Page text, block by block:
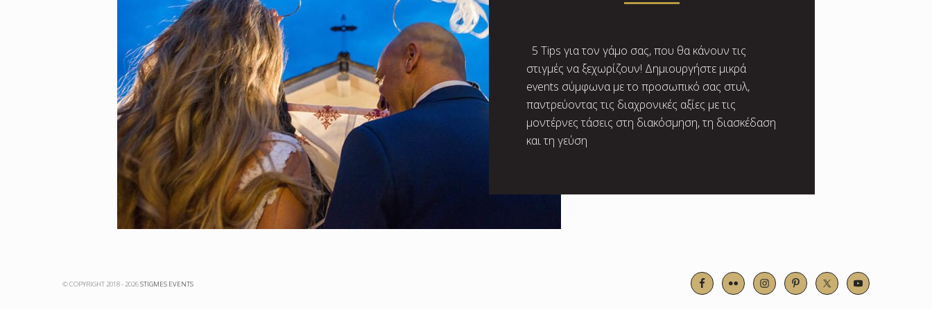
5 Tips για τον γάμο σας, που θα κάνουν τις
στιγμές να ξεχωρίζουν! Δημιουργήστε μικρά
events σύμφωνα με το προσωπικό σας στυλ,
παντρεύοντας τις διαχρονικές αξίες με τις
μοντέρνες τάσεις στη διακόσμηση, τη διασκέδαση
και τη γεύση
© COPYRIGHT 2018 - 2026STIGMES EVENTS